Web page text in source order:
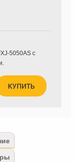
КУПИТЬ
5050AS с